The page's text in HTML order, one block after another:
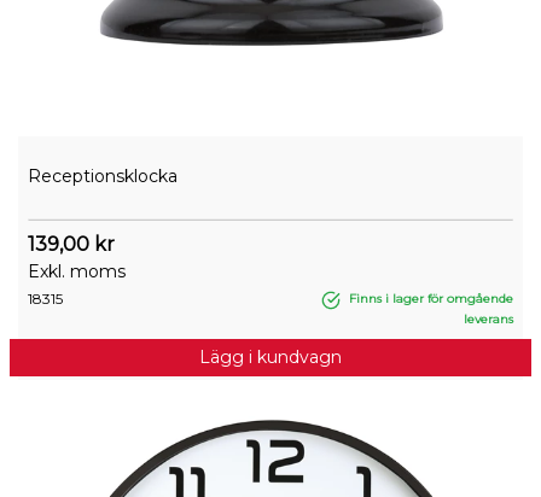
Receptionsklocka
139,00 kr
Exkl. moms
18315
Finns i lager för omgående
leverans
Lägg i kundvagn